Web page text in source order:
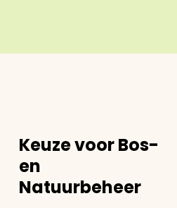
Keuze voor Bos-
en
Natuurbeheer